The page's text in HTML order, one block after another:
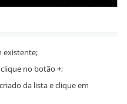
existente;
no botão +;
da lista e clique em